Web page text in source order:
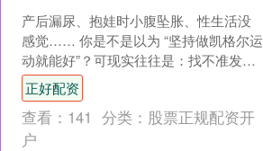
产后漏尿、抱娃时小腹坠胀、性生活没
感觉…… 你是不是以为 “坚持做凯格尔运
动就能好”？可现实往往是：找不准发力
点、练到腰酸背痛也没效果正好配资，
甚至越练越糟。其....
正好配资
查看： 141 分类： 股票正规配资开
户